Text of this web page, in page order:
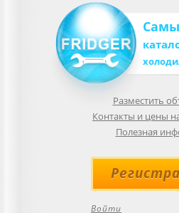
Разместить
Контакты и цены
Полезная
Войти